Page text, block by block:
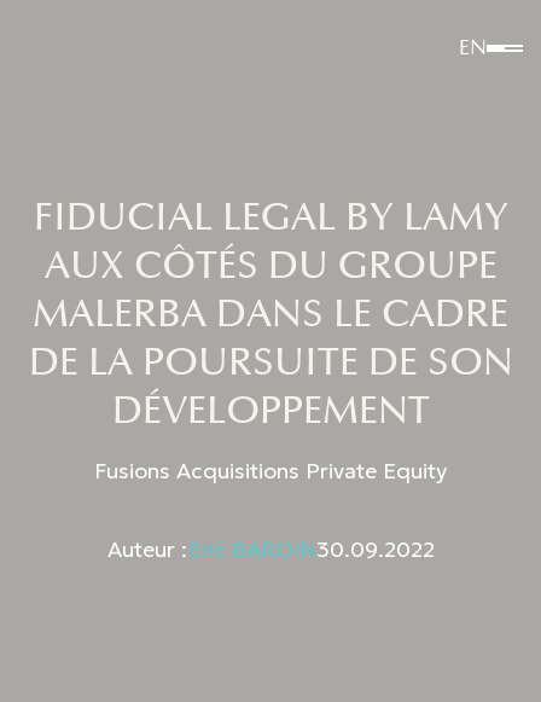
EN
FIDUCIAL LEGAL BY LAMY
AUX CÔTÉS DU GROUPE
MALERBA DANS LE CADRE
DE LA POURSUITE DE SON
DÉVELOPPEMENT
Fusions Acquisitions Private Equity
Auteur :Eric BAROIN30.09.2022